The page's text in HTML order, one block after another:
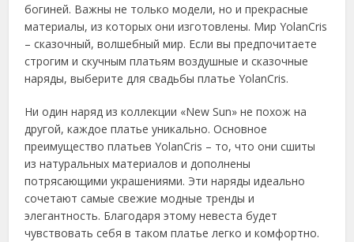
богиней. Важны не только модели, но и прекрасные
материалы, из которых они изготовлены. Мир YolanCris
– сказочный, волшебный мир. Если вы предпочитаете
строгим и скучным платьям воздушные и сказочные
наряды, выберите для свадьбы платье YolanCris.
Ни один наряд из коллекции «New Sun» не похож на
другой, каждое платье уникально. Основное
преимущество платьев YolanCris – то, что они сшиты
из натуральных материалов и дополнены
потрясающими украшениями. Эти наряды идеально
сочетают самые свежие модные тренды и
элегантность. Благодаря этому невеста будет
чувствовать себя в таком платье легко и комфортно.